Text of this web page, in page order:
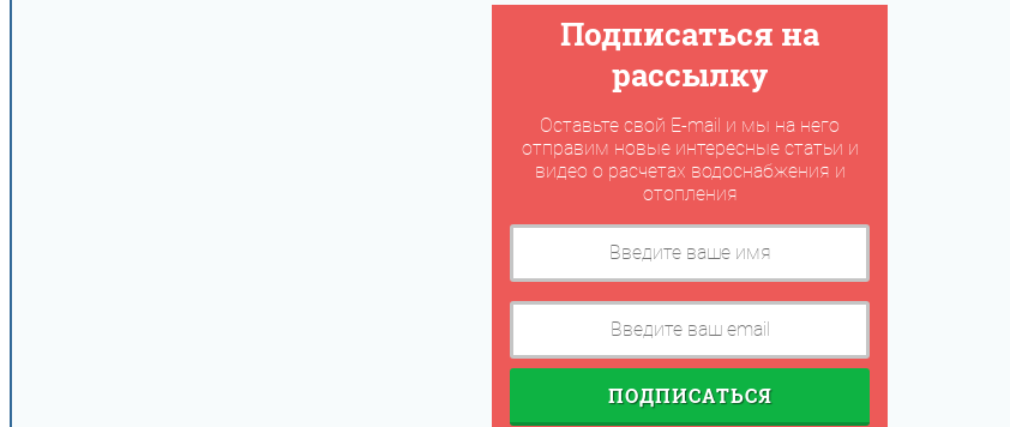
Подписаться на
рассылку
Оставьте свой E-mail и мы на него
отправим новые интересные статьи и
видео о расчетах водоснабжения и
отопления
ПОДПИСАТЬСЯ